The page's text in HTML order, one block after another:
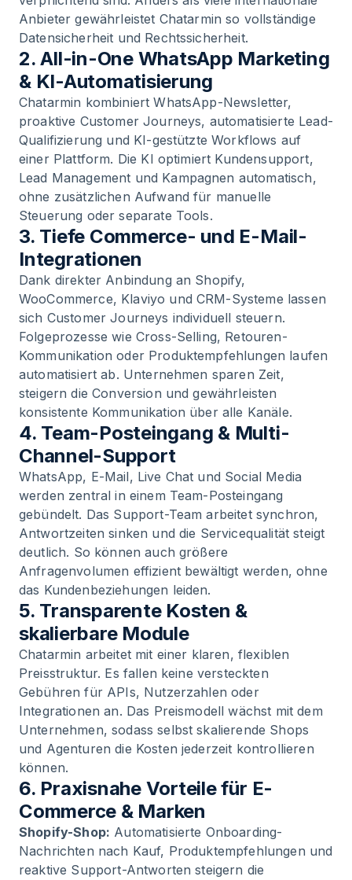
Anbieter gewährleistet Chatarmin so vollständige
Datensicherheit und Rechtssicherheit.
2. All-in-One WhatsApp Marketing
& KI-Automatisierung
Chatarmin kombiniert WhatsApp-Newsletter,
proaktive Customer Journeys, automatisierte Lead-
Qualifizierung und KI-gestützte Workflows auf
einer Plattform. Die KI optimiert Kundensupport,
Lead Management und Kampagnen automatisch,
ohne zusätzlichen Aufwand für manuelle
Steuerung oder separate Tools.
3. Tiefe Commerce- und E-Mail-
Integrationen
Dank direkter Anbindung an Shopify,
WooCommerce, Klaviyo und CRM-Systeme lassen
sich Customer Journeys individuell steuern.
Folgeprozesse wie Cross-Selling, Retouren-
Kommunikation oder Produktempfehlungen laufen
automatisiert ab. Unternehmen sparen Zeit,
steigern die Conversion und gewährleisten
konsistente Kommunikation über alle Kanäle.
4. Team-Posteingang & Multi-
Channel-Support
WhatsApp, E-Mail, Live Chat und Social Media
werden zentral in einem Team-Posteingang
gebündelt. Das Support-Team arbeitet synchron,
Antwortzeiten sinken und die Servicequalität steigt
deutlich. So können auch größere
Anfragenvolumen effizient bewältigt werden, ohne
das Kundenbeziehungen leiden.
5. Transparente Kosten &
skalierbare Module
Chatarmin arbeitet mit einer klaren, flexiblen
Preisstruktur. Es fallen keine versteckten
Gebühren für APIs, Nutzerzahlen oder
Integrationen an. Das Preismodell wächst mit dem
Unternehmen, sodass selbst skalierende Shops
und Agenturen die Kosten jederzeit kontrollieren
können.
6. Praxisnahe Vorteile für E-
Commerce & Marken
Shopify-Shop: Automatisierte Onboarding-
Nachrichten nach Kauf, Produktempfehlungen und
reaktive Support-Antworten steigern die